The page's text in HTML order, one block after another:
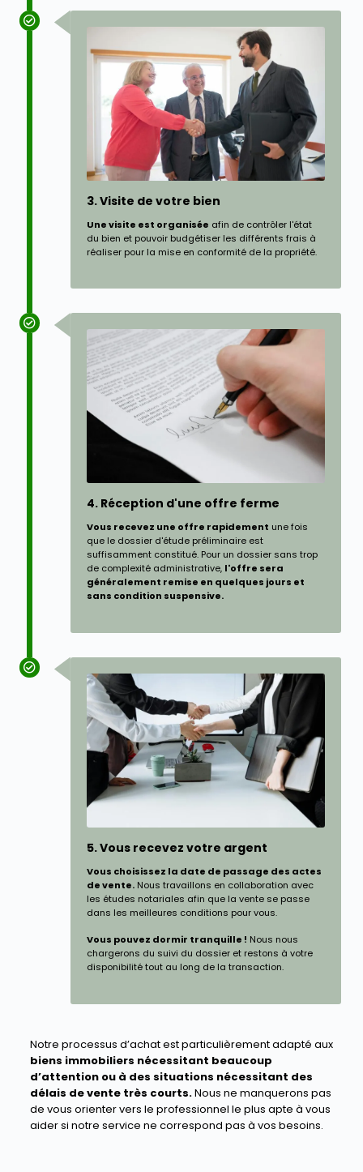
3. Visite de votre bien
Une visite est organisée afin de contrôler l'état
du bien et pouvoir budgétiser les différents frais à
réaliser pour la mise en conformité de la propriété.
4. Réception d'une offre ferme
Vous recevez une offre rapidement une fois
que le dossier d'étude préliminaire est
suffisamment constitué. Pour un dossier sans trop
de complexité administrative, l'offre sera
généralement remise en quelques jours et
sans condition suspensive.
5. Vous recevez votre argent
Vous choisissez la date de passage des actes
de vente.Nous travaillons en collaboration avec
les études notariales afin que la vente se passe
dans les meilleures conditions pour vous.
Vous pouvez dormir tranquille ! Nous nous
chargerons du suivi du dossier et restons à votre
disponibilité tout au long de la transaction.
Notre processus d’achat est particulièrement adapté aux
biens immobiliers nécessitant beaucoup
d’attention ou à des situations nécessitant des
délais de vente très courts.Nous ne manquerons pas
de vous orienter vers le professionnel le plus apte à vous
aider si notre service ne correspond pas à vos besoins.